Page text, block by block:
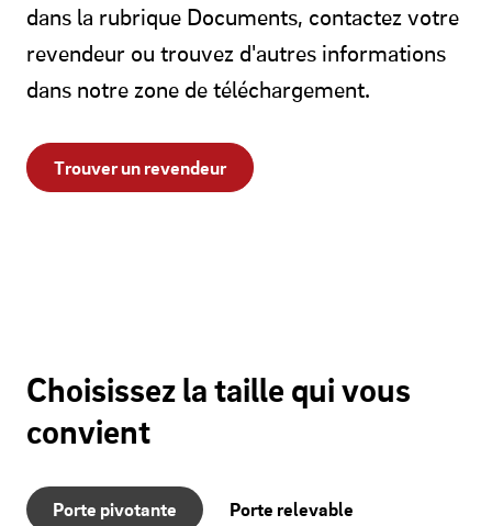
dans la rubrique Documents, contactez votre
revendeur ou trouvez d'autres informations
dans notre zone de téléchargement.
Trouver un revendeur
Choisissez la taille qui vous
convient
Porte pivotante Porte relevable